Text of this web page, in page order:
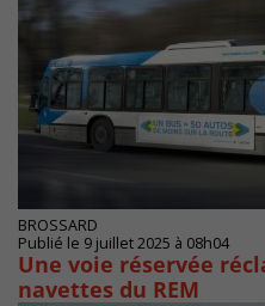
BROSSARD
Publié le 9 juillet 2025 à 08h04
Une voie réservée
navettes du REM